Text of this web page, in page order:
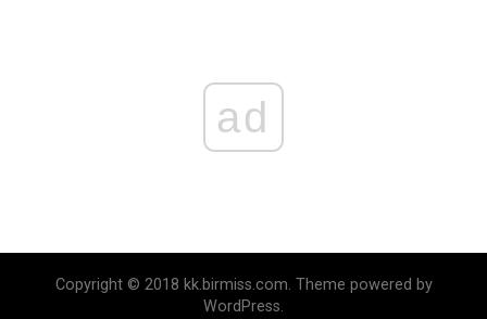
ad
Copyright © 2018 kk.birmiss.com. Theme powered by
WordPress.